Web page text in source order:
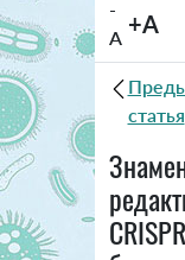
-
A +A
статья